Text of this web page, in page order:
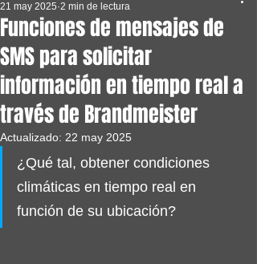
Funciones de mensajes de
SMS para solicitar
información en tiempo real a
través de Brandmeister
21 may 2025 2 min de lectura
Actualizado: 22 may 2025
¿Qué tal, obtener condiciones
climáticas en tiempo real en
función de su ubicación?